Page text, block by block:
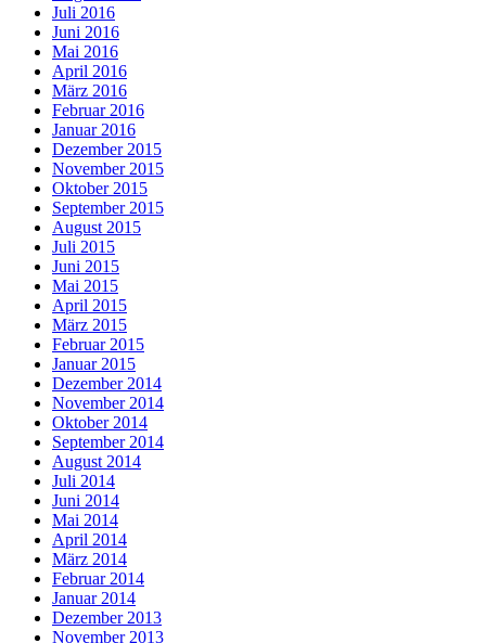
Juli 2016
Juni 2016
Mai 2016
April 2016
März 2016
Februar 2016
Januar 2016
Dezember 2015
November 2015
Oktober 2015
September 2015
August 2015
Juli 2015
Juni 2015
Mai 2015
April 2015
März 2015
Februar 2015
Januar 2015
Dezember 2014
November 2014
Oktober 2014
September 2014
August 2014
Juli 2014
Juni 2014
Mai 2014
April 2014
März 2014
Februar 2014
Januar 2014
Dezember 2013
November 2013